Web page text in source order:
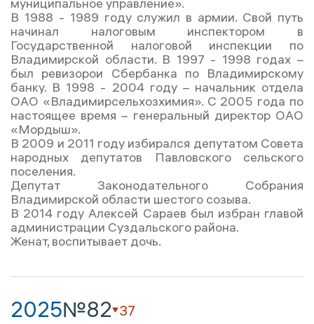
муниципальное управление».
В 1988 - 1989 году служил в армии. Свой путь
начинал налоговым инспектором в
Государственной налоговой инспекции по
Владимирской области. В 1997 - 1998 годах –
был ревизорои Сбербанка по Владимирскому
банку. В 1998 - 2004 году – начальник отдела
ОАО «Владимирсельхозхимия». С 2005 года по
настоящее время – генеральный директор ОАО
«Мордыш».
В 2009 и 2011 году избирался депутатом Совета
народных депутатов Павловского сельского
поселения.
Депутат Законодательного Собрания
Владимирской области шестого созыва.
В 2014 году Алексей Сараев был избран главой
администрации Суздальского района.
Женат, воспитывает дочь.
2025№82 37